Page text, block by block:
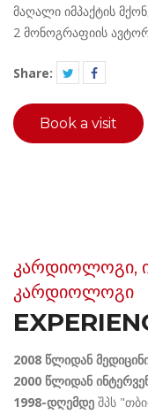
მაღალი იმპაქტის
2 მონოგრაფიის
Share:
Book a visit
კარდიოლოგი,
კარდიოლოგი
2008 წლიდან
2000 წლიდან
1998-დღემდე შპს